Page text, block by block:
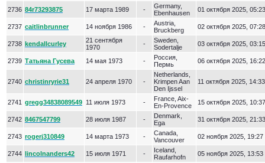
2736 84r73293875 17 марта 1989 -
Germany,
Ebenhausen
01 октября 2025, 05:23
2737 caitlinbrunner 14 ноября 1986 -
Austria,
Bruckberg
02 октября 2025, 07:28
2738 kendallcurley
21 сентября
1970
-
Sweden,
Sodertalje
03 октября 2025, 03:15
2739 Татьяна Гусева 14 мая 1973 -
Россия,
Пермь
06 октября 2025, 16:22
2740 christinryrie31 24 апреля 1970 -
Netherlands,
Krimpen Aan
Den Ijssel
11 октября 2025, 14:33
2741 gregg34838089549 11 июля 1973 -
France, Aix-
En-Provence
15 октября 2025, 10:37
2742 8467547799 28 июля 1987 -
Denmark,
Ega
31 октября 2025, 21:33
2743 rogerj310849 14 марта 1973 -
Canada,
Vancouver
02 ноября 2025, 19:27
2744 lincolnanders42 15 июля 1971 -
Iceland,
Raufarhofn
05 ноября 2025, 13:53